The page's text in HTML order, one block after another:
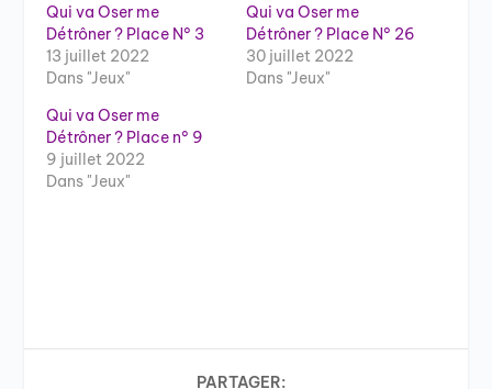
Qui va Oser me
Détrôner ? Place N° 3
13 juillet 2022
Dans "Jeux"
Qui va Oser me
Détrôner ? Place N° 26
30 juillet 2022
Dans "Jeux"
Qui va Oser me
Détrôner ? Place n° 9
9 juillet 2022
Dans "Jeux"
PARTAGER: